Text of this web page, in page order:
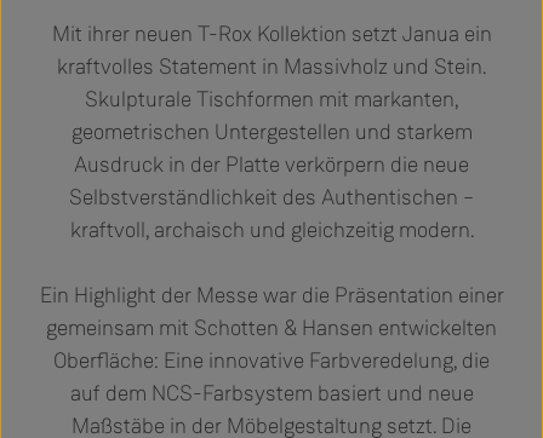
Mit ihrer neuen T-Rox Kollektion setzt Janua ein
kraftvolles Statement in Massivholz und Stein.
Skulpturale Tischformen mit markanten,
geometrischen Untergestellen und starkem
Ausdruck in der Platte verkörpern die neue
Selbstverständlichkeit des Authentischen –
kraftvoll, archaisch und gleichzeitig modern.
Ein Highlight der Messe war die Präsentation einer
gemeinsam mit Schotten & Hansen entwickelten
Oberfläche: Eine innovative Farbveredelung, die
auf dem NCS-Farbsystem basiert und neue
Maßstäbe in der Möbelgestaltung setzt. Die